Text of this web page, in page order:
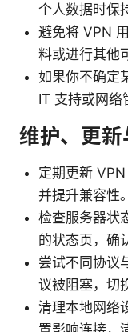
个人数据时保
避免将 VPN
料或进行其他
如果你不确定
IT 支持或网络
维护、更
定期更新
并提升兼容性。
检查服务器状
的状态页，确
尝试不同协议
议被阻塞，切
清理本地网络